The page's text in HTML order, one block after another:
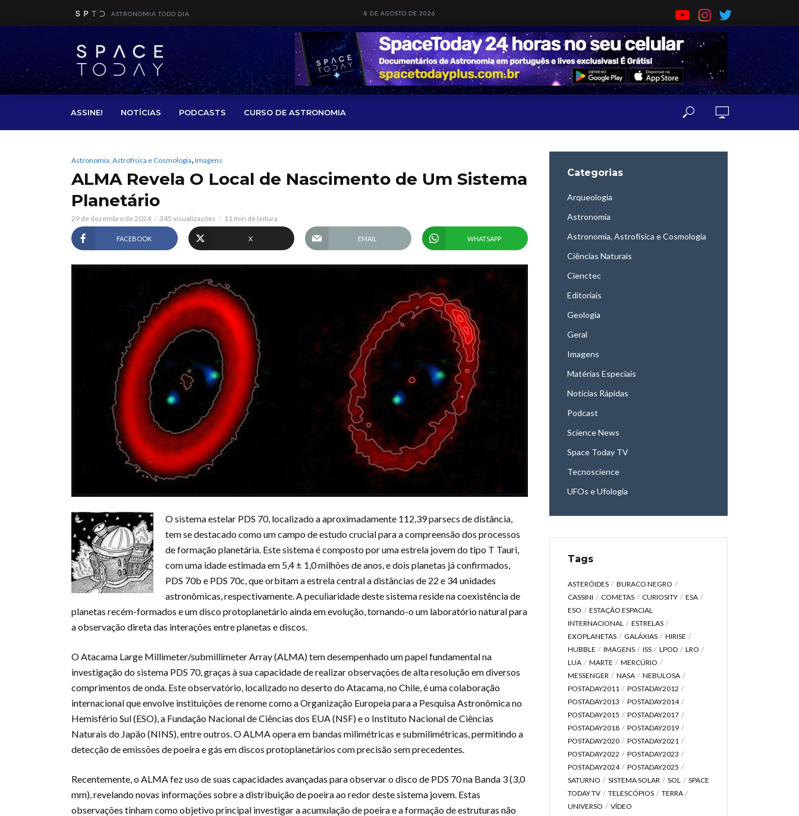
ASTRONOMIA TODO DIA 8 DE AGOSTO DE 2026
ASSINE! NOTÍCIAS PODCASTS CURSO DE ASTRONOMIA
Astronomia, Astrofísica e Cosmologia, Imagens
ALMA Revela O Local de Nascimento de Um Sistema
Planetário
29 de dezembro de 2024 345 visualizações 11 min de leitura
FACEBOOK X EMAIL WHATSAPP
O sistema estelar PDS 70, localizado a aproximadamente 112,39 parsecs de distância,
tem se destacado como um campo de estudo crucial para a compreensão dos processos
de formação planetária. Este sistema é composto por uma estrela jovem do tipo T Tauri,
com uma idade estimada em 5,4 ± 1,0 milhões de anos, e dois planetas já confirmados,
PDS 70b e PDS 70c, que orbitam a estrela central a distâncias de 22 e 34 unidades
astronômicas, respectivamente. A peculiaridade deste sistema reside na coexistência de
planetas recém-formados e um disco protoplanetário ainda em evolução, tornando-o um laboratório natural para
a observação direta das interações entre planetas e discos.
O Atacama Large Millimeter/submillimeter Array (ALMA) tem desempenhado um papel fundamental na
investigação do sistema PDS 70, graças à sua capacidade de realizar observações de alta resolução em diversos
comprimentos de onda. Este observatório, localizado no deserto do Atacama, no Chile, é uma colaboração
internacional que envolve instituições de renome como a Organização Europeia para a Pesquisa Astronômica no
Hemisfério Sul (ESO), a Fundação Nacional de Ciências dos EUA (NSF) e o Instituto Nacional de Ciências
Naturais do Japão (NINS), entre outros. O ALMA opera em bandas milimétricas e submilimétricas, permitindo a
detecção de emissões de poeira e gás em discos protoplanetários com precisão sem precedentes.
Recentemente, o ALMA fez uso de suas capacidades avançadas para observar o disco de PDS 70 na Banda 3 (3,0
mm), revelando novas informações sobre a distribuição de poeira ao redor deste sistema jovem. Estas
observações tinham como objetivo principal investigar a acumulação de poeira e a formação de estruturas não
Categorias
Arqueologia
Astronomia
Astronomia, Astrofísica e Cosmologia
Ciências Naturais
Cienctec
Editoriais
Geologia
Geral
Imagens
Matérias Especiais
Notícias Rápidas
Podcast
Science News
Space Today TV
Tecnoscience
UFOs e Ufologia
Tags
ASTERÓIDES
BURACO NEGRO
CASSINI
COMETAS CURIOSITY
ESA
ESO
ESTAÇÃO ESPACIAL
INTERNACIONAL
ESTRELAS
EXOPLANETAS
GALÁXIAS
HIRISE
HUBBLE
IMAGENS ISS LPOD
LRO
LUA
MARTE
MERCÚRIO
MESSENGER
NASA
NEBULOSA
POSTADAY2011
POSTADAY2012
POSTADAY2013
POSTADAY2014
POSTADAY2015
POSTADAY2017
POSTADAY2018
POSTADAY2019
POSTADAY2020
POSTADAY2021
POSTADAY2022
POSTADAY2023
POSTADAY2024
POSTADAY2025
SATURNO
SISTEMA SOLAR SOL
SPACE
TODAY TV
TELESCÓPIOS
TERRA
UNIVERSO
VÍDEO